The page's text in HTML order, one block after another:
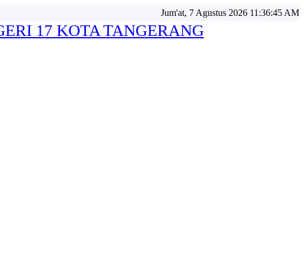
Jum'at, 7 Agustus 2026 11:36:47 AM
17 KOTA TANGERANG